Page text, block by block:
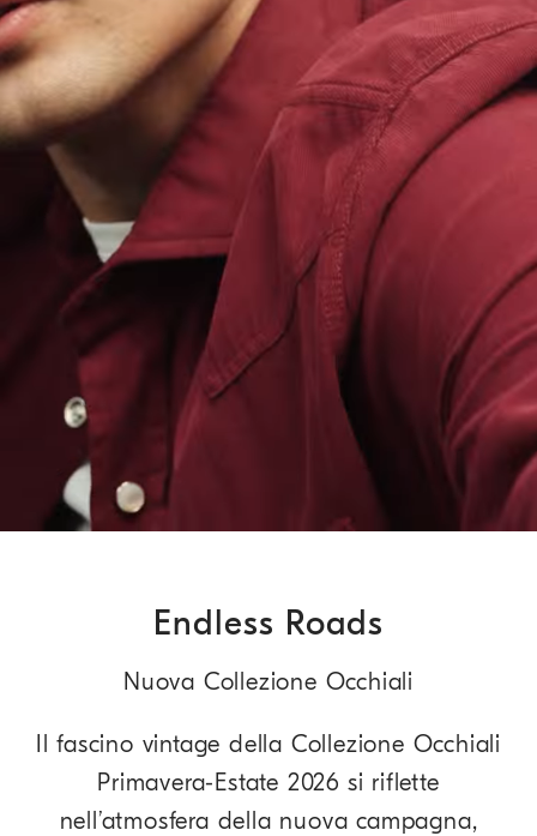
Unmute /
Endless Roads
Nuova Collezione Occhiali
Il fascino vintage della Collezione Occhiali
Primavera-Estate 2026 si riflette
nell’atmosfera della nuova campagna,